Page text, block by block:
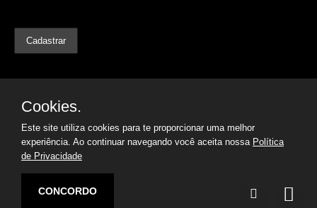
© 2019 Jorge Gomes
Advogados. Direitos Reservados
Cookies.
Este site utiliza cookies para te proporcionar uma melhor
experiência. Ao continuar navegando você aceita nossa Política
de Privacidade
CONCORDO